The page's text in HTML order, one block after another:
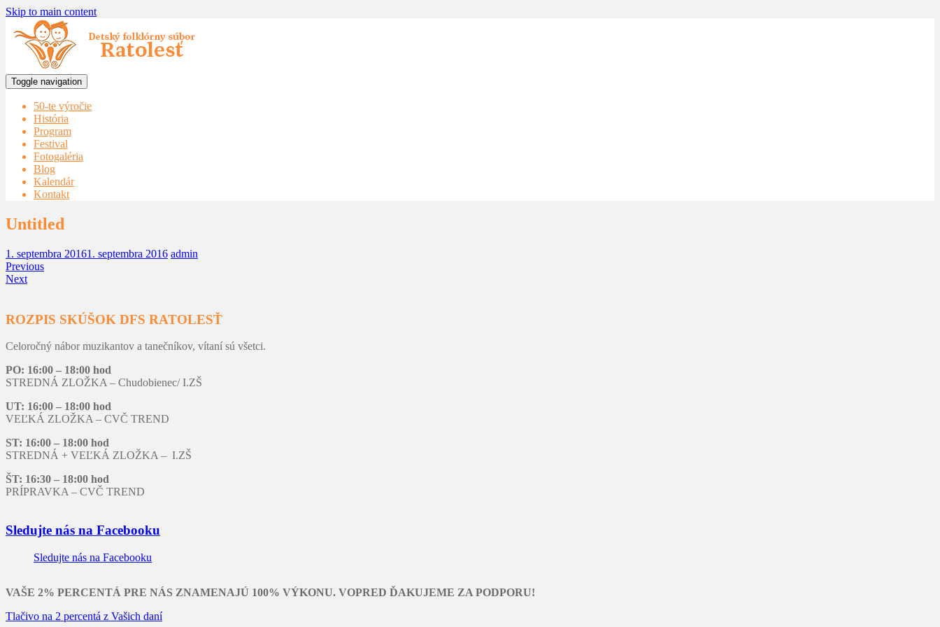
Skip to main content
Toggle navigation
50-te výročie
História
Program
Festival
Fotogaléria
Blog
Kalendár
Kontakt
Untitled
1. septembra 20161. septembra 2016 admin
Previous
Next
ROZPIS SKÚŠOK DFS RATOLESŤ
Celoročný nábor muzikantov a tanečníkov, vítaní sú všetci.
PO: 16:00 – 18:00 hod
STREDNÁ ZLOŽKA – Chudobienec/ I.ZŠ
UT: 16:00 – 18:00 hod
VEĽKÁ ZLOŽKA – CVČ TREND
ST: 16:00 – 18:00 hod
STREDNÁ + VEĽKÁ ZLOŽKA – I.ZŠ
ŠT: 16:30 – 18:00 hod
PRÍPRAVKA – CVČ TREND
Sledujte nás na Facebooku
Sledujte nás na Facebooku
VAŠE 2% PERCENTÁ PRE NÁS ZNAMENAJÚ 100% VÝKONU. VOPRED ĎAKUJEME ZA PODPORU!
Tlačivo na 2 percentá z Vašich daní